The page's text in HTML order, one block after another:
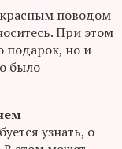
поводом
При этом
подарок, но и
было
узнать, о